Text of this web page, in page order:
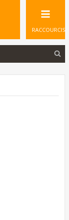
RACCOURCIS